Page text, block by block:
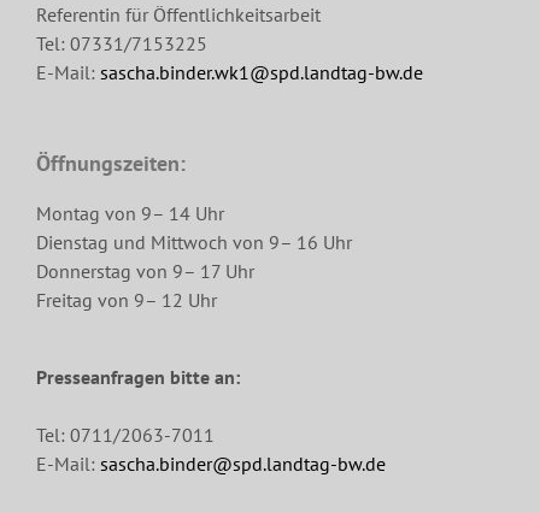
Referentin für Öffentlichkeitsarbeit
Tel: 07331/7153225
E-Mail: sascha.binder.wk1@spd.landtag-bw.de
Öffnungszeiten:
Montag von 9– 14 Uhr
Dienstag und Mittwoch von 9– 16 Uhr
Donnerstag von 9– 17 Uhr
Freitag von 9– 12 Uhr
Presseanfragen bitte an:
Tel: 0711/2063-7011
E-Mail: sascha.binder@spd.landtag-bw.de